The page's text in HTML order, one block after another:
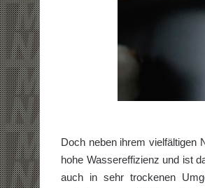
Doch neben ihrem vielfältigen
hohe Wassereffizienz und ist
auch in sehr trockenen